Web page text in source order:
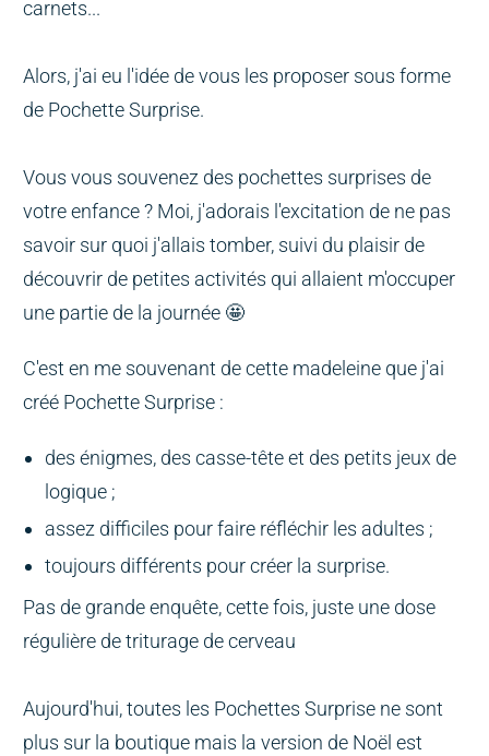
carnets...
Alors, j'ai eu l'idée de vous les proposer sous forme
de Pochette Surprise.
Vous vous souvenez des pochettes surprises de
votre enfance ? Moi, j'adorais l'excitation de ne pas
savoir sur quoi j'allais tomber, suivi du plaisir de
découvrir de petites activités qui allaient m'occuper
une partie de la journée 🤩
C'est en me souvenant de cette madeleine que j'ai
créé Pochette Surprise :
des énigmes, des casse-tête et des petits jeux de
logique ;
assez difficiles pour faire réfléchir les adultes ;
toujours différents pour créer la surprise.
Pas de grande enquête, cette fois, juste une dose
régulière de triturage de cerveau
Aujourd'hui, toutes les Pochettes Surprise ne sont
plus sur la boutique mais la version de Noël est